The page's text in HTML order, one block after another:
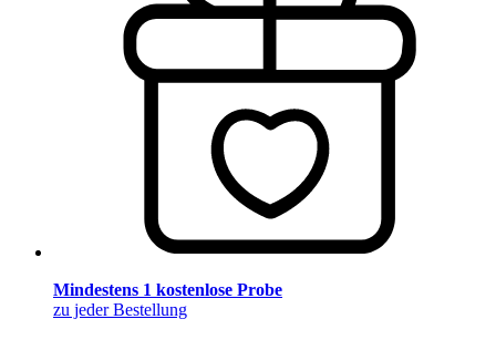
Mindestens 1 kostenlose Probe
zu jeder Bestellung